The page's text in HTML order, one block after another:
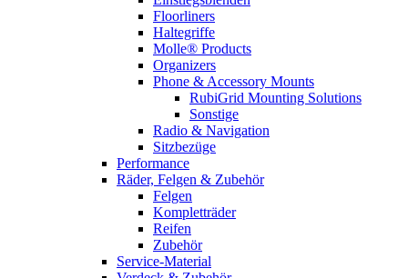
Floorliners
Haltegriffe
Molle® Products
Organizers
Phone & Accessory Mounts
RubiGrid Mounting Solutions
Sonstige
Radio & Navigation
Sitzbezüge
Performance
Räder, Felgen & Zubehör
Felgen
Kompletträder
Reifen
Zubehör
Service-Material